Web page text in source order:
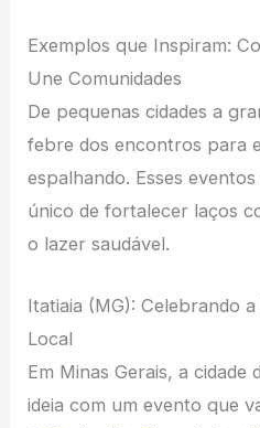
Exemplos que Inspiram:
Une Comunidades
De pequenas cidades a
febre dos encontros para
espalhando. Esses
único de fortalecer laços
o lazer saudável.
Itatiaia (MG): Celebrando
Local
Em Minas Gerais, a cidade
ideia com um evento que